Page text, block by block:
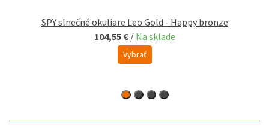
SPY slnečné okuliare Leo Gold - Happy bronze
104,55 € / Na sklade
Vybrať